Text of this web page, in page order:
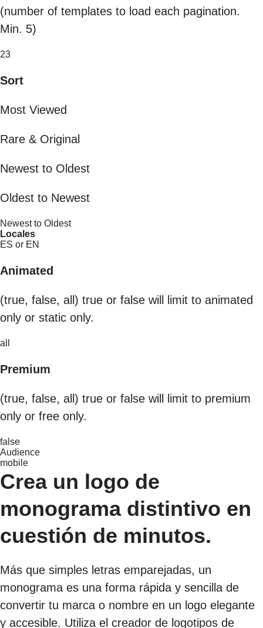
(number of templates to load each pagination.
Min. 5)
23
Sort
Most Viewed
Rare & Original
Newest to Oldest
Oldest to Newest
Newest to Oldest
Locales
ES or EN
Animated
(true, false, all) true or false will limit to animated
only or static only.
all
Premium
(true, false, all) true or false will limit to premium
only or free only.
false
Audience
mobile
Crea un logo de
monograma distintivo en
cuestión de minutos.
Más que simples letras emparejadas, un
monograma es una forma rápida y sencilla de
convertir tu marca o nombre en un logo elegante
y accesible. Utiliza el creador de logotipos de